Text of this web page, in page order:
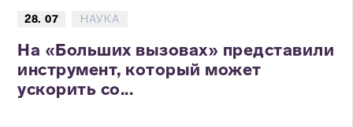
28. 07 НАУКА
На «Больших вызовах» представили
инструмент, который может
ускорить со...